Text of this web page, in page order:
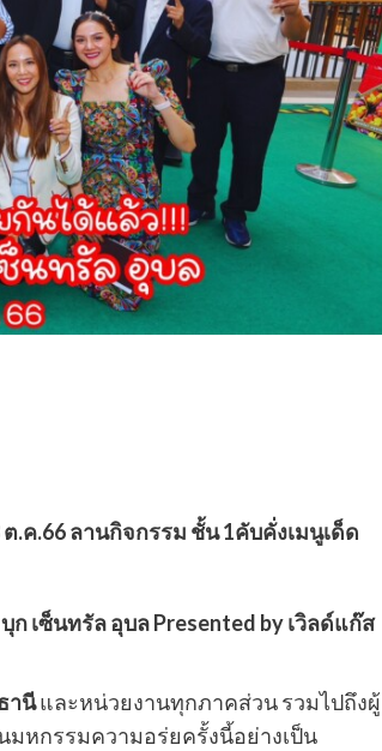
.ค.66 ลานกิจกรรม ชั้น 1คับคั่งเมนูเด็ด
เซ็นทรัล อุบล Presented by เวิลด์แก๊ส
านีและหน่วยงานทุกภาคส่วน รวมไปถึงผู้
มหกรรมความอร่ยครั้งนี้อย่างเป็น